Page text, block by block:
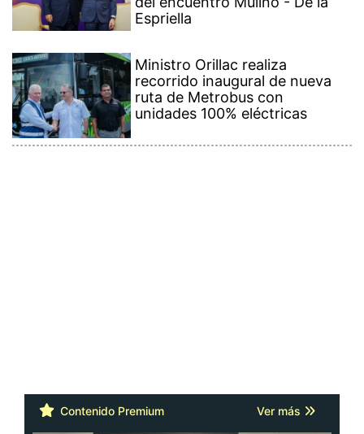
Espriella
Ministro Orillac realiza
recorrido inaugural de nueva
ruta de Metrobus con
unidades 100% eléctricas
Contenido Premium Ver más